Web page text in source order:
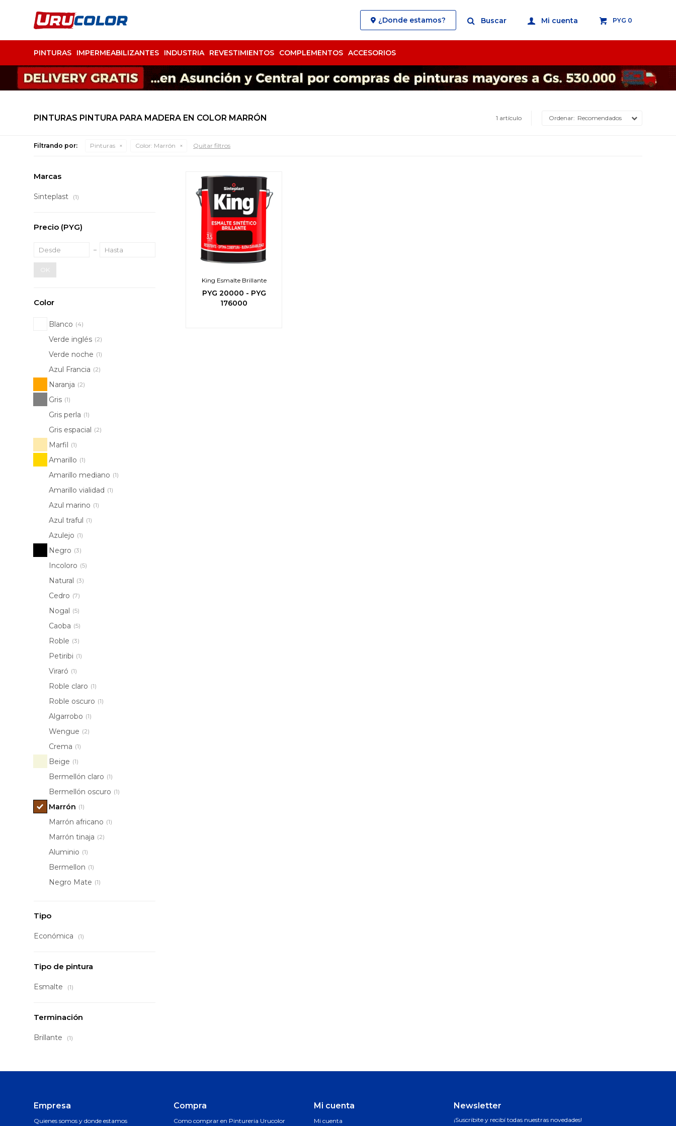
PINTURAS IMPERMEABILIZANTES INDUSTRIA REVESTIMIENTOS COMPLEMENTOS ACCESORIOS
PYG 0
¿Donde estamos?
PINTURAS PINTURA PARA MADERA EN COLOR MARRÓN 1 artículo Recomendados
Filtrando por: Pinturas Color: Marrón Quitar filtros
King Esmalte Brillante
PYG 20000 - PYG
176000
Marcas
Sinteplast (1)
Precio (PYG)
OK
Color
Blanco (4)
Verde inglés (2)
Verde noche (1)
Azul Francia (2)
Naranja (2)
Gris (1)
Gris perla (1)
Gris espacial (2)
Marfil (1)
Amarillo (1)
Amarillo mediano (1)
Amarillo vialidad (1)
Azul marino (1)
Azul traful (1)
Azulejo (1)
Negro (3)
Incoloro (5)
Natural (3)
Cedro (7)
Nogal (5)
Caoba (5)
Roble (3)
Petiribi (1)
Viraró (1)
Roble claro (1)
Roble oscuro (1)
Algarrobo (1)
Wengue (2)
Crema (1)
Beige (1)
Bermellón claro (1)
Bermellón oscuro (1)
Marrón (1)
Marrón africano (1)
Marrón tinaja (2)
Aluminio (1)
Bermellon (1)
Negro Mate (1)
Tipo
Económica (1)
Tipo de pintura
Esmalte (1)
Terminación
Brillante (1)
Empresa
Quienes somos y donde estamos
Compra
Como comprar en Pintureria Urucolor
Mi cuenta
Mi cuenta
Newsletter
¡Suscribite y recibí todas nuestras novedades!